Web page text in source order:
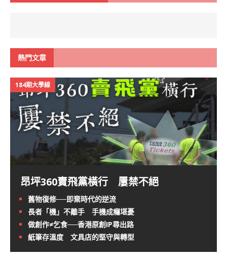
熱門文章
184期大學線
昂坪360賣飛黨橫行 屢禁不絕
舊物復修──即棄時代的逆流
長者「機」不離手 手機成癮堪憂
做創作≠乞食──香港原創IP尋出路
紙筆存溫度 文具店的堅守與轉型